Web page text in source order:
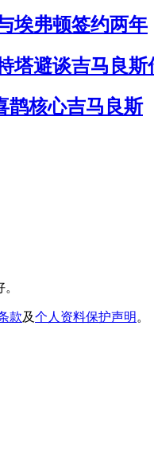
埃弗顿签约两年
塔避谈吉马良斯
鹊核心吉马良斯
款及个人资料保护声明 。